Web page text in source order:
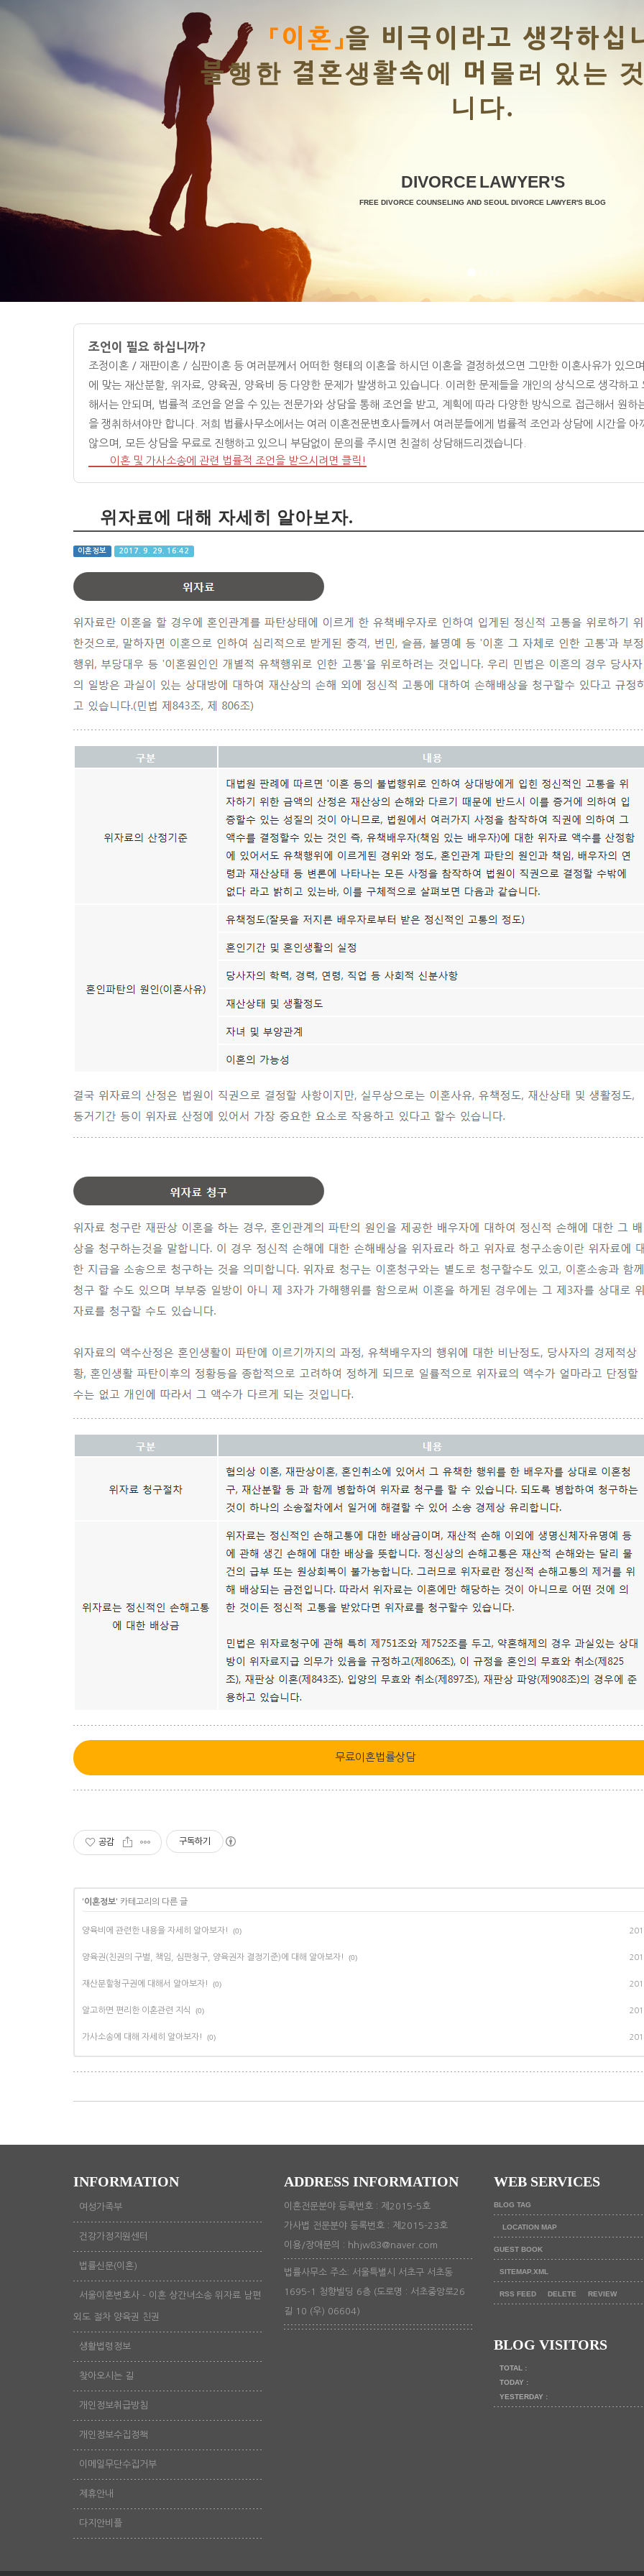
「이혼」을 비극이라고 생각하십
불행한 결혼생활속에 머물러 있는
니다.
DIVORCE LAWYER'S
FREE DIVORCE COUNSELING AND SEOUL DIVORCE LAWYER'S BLOG
조언이 필요 하십니까?
조정이혼 / 재판이혼 / 심판이혼 등 여러분께서 어떠한 형태의 이혼을 하시던 이혼을 결정하셨으면 그만한 이혼사유가 있으
에 맞는 재산분할, 위자료, 양육권, 양육비 등 다양한 문제가 발생하고 있습니다. 이러한 문제들을 개인의 상식으로 생각하고
해서는 안되며, 법률적 조언을 얻을 수 있는 전문가와 상담을 통해 조언을 받고, 계획에 따라 다양한 방식으로 접근해서 원하
을 쟁취하셔야만 합니다. 저희 법률사무소에서는 여러 이혼전문변호사들께서 여러분들에게 법률적 조언과 상담에 시간을 아
않으며, 모든 상담을 무료로 진행하고 있으니 부담없이 문의를 주시면 친절히 상담해드리겠습니다.
이혼 및 가사소송에 관련 법률적 조언을 받으시려면 클릭!
위자료에 대해 자세히 알아보자.
이혼정보 2017. 9. 29. 16:42
무료이혼법률상담
공감 구독하기
'이혼정보' 카테고리의 다른 글
양육비에 관련한 내용을 자세히 알아보자! (0)
양육권(친권의 구별, 책임, 심판청구, 양육권자 결정기준)에 대해 알아보자! (0)
재산분할청구권에 대해서 알아보자! (0)
알고하면 편리한 이혼관련 지식 (0)
가사소송에 대해 자세히 알아보자! (0)
INFORMATION
여성가족부
건강가정지원센터
법률신문(이혼)
서울이혼변호사 - 이혼 상간녀소송 위자료 남편
외도 절차 양육권 친권
생활법령정보
찾아오시는 길
개인정보취급방침
개인정보수집정책
이메일무단수집거부
제휴안내
다지안비플
ADDRESS INFORMATION
이혼전문분야 등록번호 : 제2015-5호
가사법 전문분야 등록번호 : 제2015-23호
이용/장애문의 : hhjw83@naver.com
법률사무소 주소: 서울특별시 서초구 서초동
1695-1 청향빌딩 6층 (도로명 : 서초중앙로26
길 10 (우) 06604)
WEB SERVICES
BLOG TAG
LOCATION MAP
GUEST BOOK
SITEMAP.XML
RSS FEED DELETE REVIEW
BLOG VISITORS
TOTAL :
TODAY :
YESTERDAY :